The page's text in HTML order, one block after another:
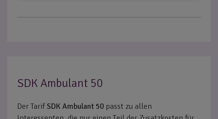
SDK Ambulant 50
Der TarifSDK Ambulant 50 passt zu allen